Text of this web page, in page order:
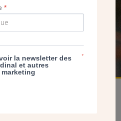
UN DON
*
la newsletter des
et autres
*